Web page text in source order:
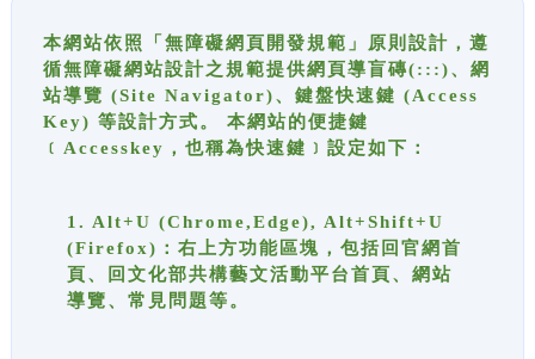
本網站依照「無障礙網頁開發規範」原則設計，遵
循無障礙網站設計之規範提供網頁導盲磚(:::)、網
站導覽 (Site Navigator)、鍵盤快速鍵 (Access
Key) 等設計方式。 本網站的便捷鍵
﹝Accesskey，也稱為快速鍵﹞設定如下：
1. Alt+U (Chrome,Edge), Alt+Shift+U
(Firefox)：右上方功能區塊，包括回官網首
頁、回文化部共構藝文活動平台首頁、網站
導覽、常見問題等。